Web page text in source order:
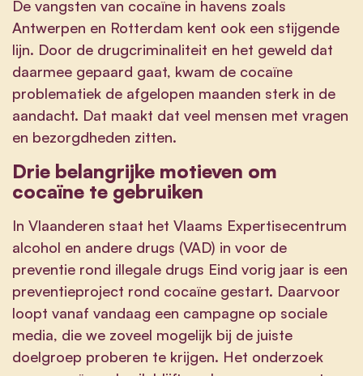
De vangsten van cocaïne in havens zoals
Antwerpen en Rotterdam kent ook een stijgende
lijn. Door de drugcriminaliteit en het geweld dat
daarmee gepaard gaat, kwam de cocaïne
problematiek de afgelopen maanden sterk in de
aandacht. Dat maakt dat veel mensen met vragen
en bezorgdheden zitten.
Drie belangrijke motieven om
cocaïne te gebruiken
In Vlaanderen staat het Vlaams Expertisecentrum
alcohol en andere drugs (VAD) in voor de
preventie rond illegale drugs Eind vorig jaar is een
preventieproject rond cocaïne gestart. Daarvoor
loopt vanaf vandaag een campagne op sociale
media, die we zoveel mogelijk bij de juiste
doelgroep proberen te krijgen. Het onderzoek